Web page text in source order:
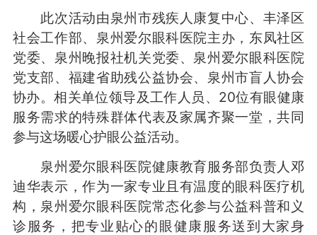
此次活动由泉州市残疾人康复中心、丰泽区
社会工作部、泉州爱尔眼科医院主办，东凤社区
党委、泉州晚报社机关党委、泉州爱尔眼科医院
党支部、福建省助残公益协会、泉州市盲人协会
协办。相关单位领导及工作人员、20位有眼健康
服务需求的特殊群体代表及家属齐聚一堂，共同
参与这场暖心护眼公益活动。
泉州爱尔眼科医院健康教育服务部负责人邓
迪华表示，作为一家专业且有温度的眼科医疗机
构，泉州爱尔眼科医院常态化参与公益科普和义
诊服务，把专业贴心的眼健康服务送到大家身